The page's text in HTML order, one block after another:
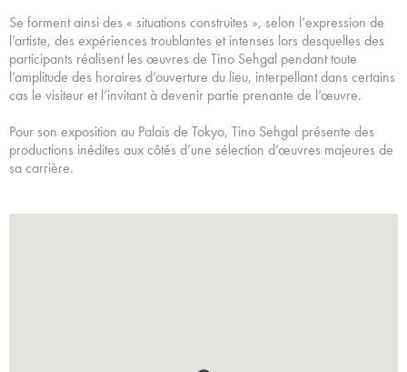
Se forment ainsi des « situations construites », selon l’expression de
l’artiste, des expériences troublantes et intenses lors desquelles des
participants réalisent les œuvres de Tino Sehgal pendant toute
l’amplitude des horaires d’ouverture du lieu, interpellant dans certains
cas le visiteur et l’invitant à devenir partie prenante de l’œuvre.
Pour son exposition au Palais de Tokyo, Tino Sehgal présente des
productions inédites aux côtés d’une sélection d’œuvres majeures de
sa carrière.